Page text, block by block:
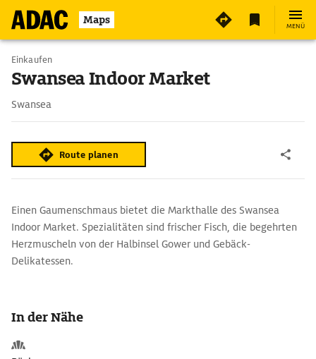
Maps MENÜ
Einkaufen
Swansea Indoor Market
Swansea
Route planen
Einen Gaumenschmaus bietet die Markthalle des Swansea
Indoor Market. Spezialitäten sind frischer Fisch, die begehrten
Herzmuscheln von der Halbinsel Gower und Gebäck-
Delikatessen.
In der Nähe